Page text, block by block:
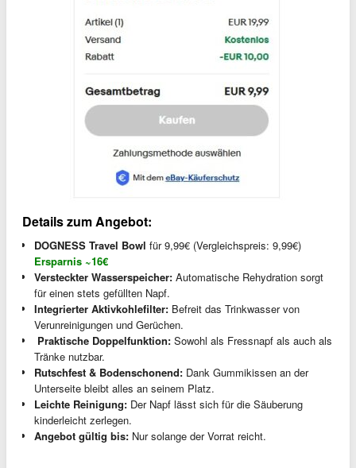
Details zum Angebot:
DOGNESS Travel Bowl für 9,99€ (Vergleichspreis: 9,99€)
Ersparnis ~16€
Versteckter Wasserspeicher: Automatische Rehydration sorgt
für einen stets gefüllten Napf.
Integrierter Aktivkohlefilter: Befreit das Trinkwasser von
Verunreinigungen und Gerüchen.
️ Praktische Doppelfunktion: Sowohl als Fressnapf als auch als
Tränke nutzbar.
Rutschfest & Bodenschonend: Dank Gummikissen an der
Unterseite bleibt alles an seinem Platz.
Leichte Reinigung: Der Napf lässt sich für die Säuberung
kinderleicht zerlegen.
Angebot gültig bis: Nur solange der Vorrat reicht.